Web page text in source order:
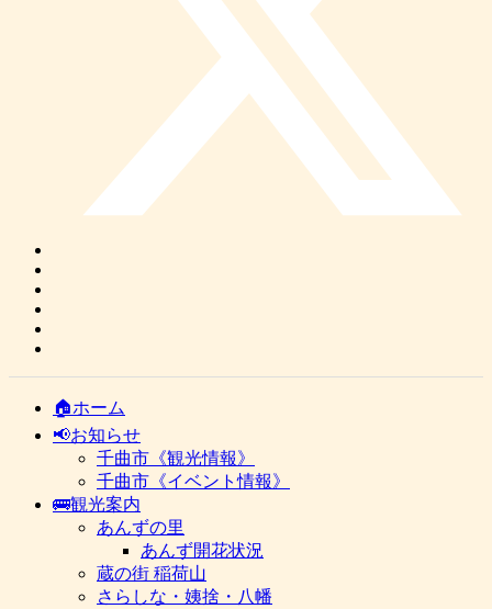
🏠ホーム
📢お知らせ
千曲市《観光情報》
千曲市《イベント情報》
🚌観光案内
あんずの里
あんず開花状況
蔵の街 稲荷山
さらしな・姨捨・八幡